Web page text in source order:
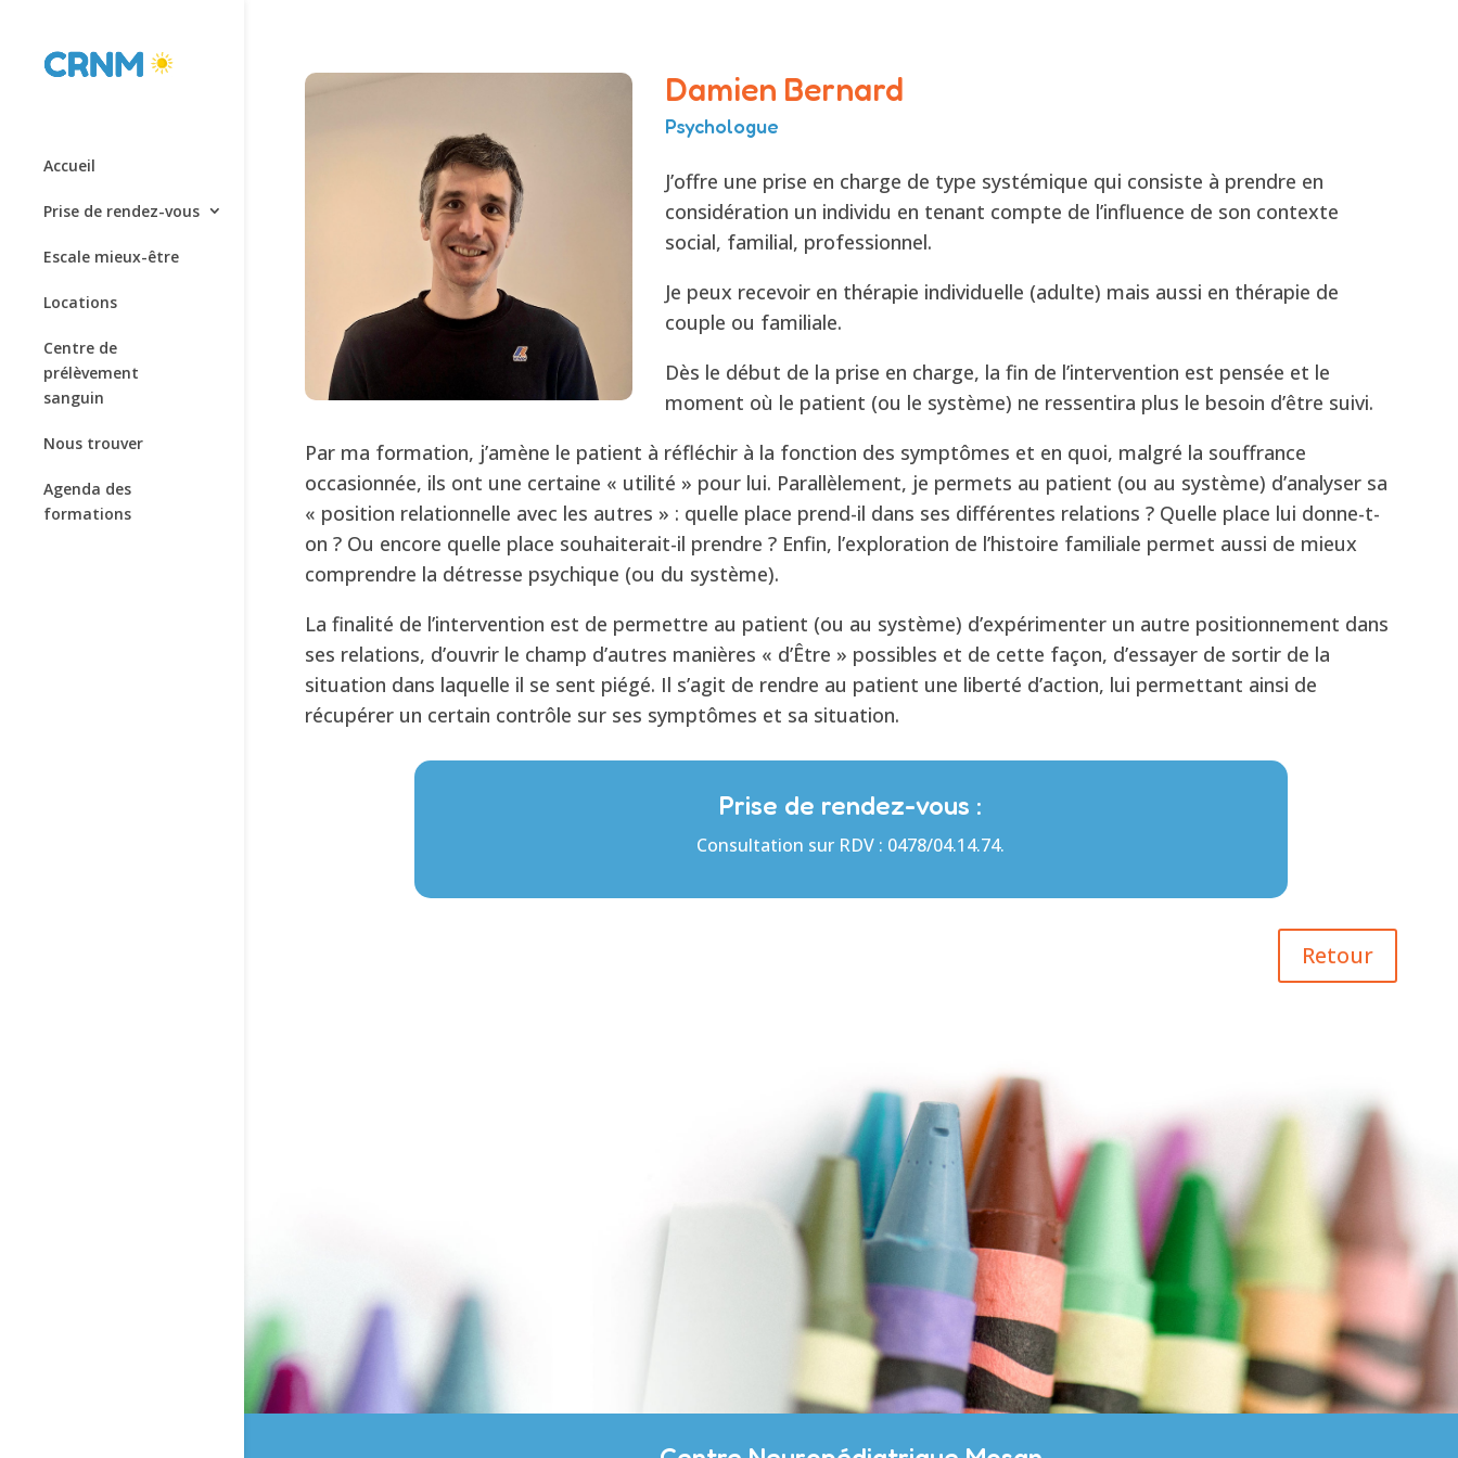
Accueil
Prise de rendez-vous
Escale mieux-être
Locations
Centre de
prélèvement
sanguin
Nous trouver
Agenda des
formations
Damien Bernard
Psychologue
J’offre une prise en charge de type systémique qui consiste à prendre en
considération un individu en tenant compte de l’influence de son contexte
social, familial, professionnel.
Je peux recevoir en thérapie individuelle (adulte) mais aussi en thérapie de
couple ou familiale.
Dès le début de la prise en charge, la fin de l’intervention est pensée et le
moment où le patient (ou le système) ne ressentira plus le besoin d’être suivi.
Par ma formation, j’amène le patient à réfléchir à la fonction des symptômes et en quoi, malgré la souffrance
occasionnée, ils ont une certaine « utilité » pour lui. Parallèlement, je permets au patient (ou au système) d’analyser sa
« position relationnelle avec les autres » : quelle place prend-il dans ses différentes relations ? Quelle place lui donne-t-
on ? Ou encore quelle place souhaiterait-il prendre ? Enfin, l’exploration de l’histoire familiale permet aussi de mieux
comprendre la détresse psychique (ou du système).
La finalité de l’intervention est de permettre au patient (ou au système) d’expérimenter un autre positionnement dans
ses relations, d’ouvrir le champ d’autres manières « d’Être » possibles et de cette façon, d’essayer de sortir de la
situation dans laquelle il se sent piégé. Il s’agit de rendre au patient une liberté d’action, lui permettant ainsi de
récupérer un certain contrôle sur ses symptômes et sa situation.
Prise de rendez-vous :
Consultation sur RDV : 0478/04.14.74.
Retour